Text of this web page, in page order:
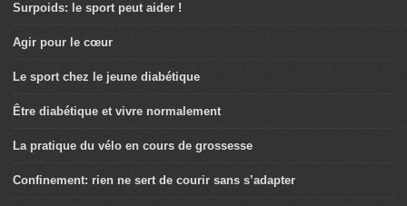
Surpoids: le sport peut aider !
Agir pour le cœur
Le sport chez le jeune diabétique
Être diabétique et vivre normalement
La pratique du vélo en cours de grossesse
Confinement: rien ne sert de courir sans s’adapter